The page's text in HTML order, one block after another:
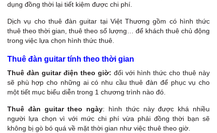
dụng đồng thời lại tiết kiệm được chi phí.
Dịch vụ cho thuê đàn guitar tại Việt Thương gồm có hình thức
thuê theo thời gian, thuê theo số lượng… để khách thuê chủ động
trong việc lựa chọn hình thức thuê.
Thuê đàn guitar tính theo thời gian
Thuê đàn guitar điện theo giờ: đối với hình thức cho thuê này
sẽ phù hợp cho những ai có nhu cầu thuê đàn để phục vụ cho
một tiết mục biểu diễn trong 1 chương trình nào đó.
Thuê đàn guitar theo ngày: hình thức này được khá nhiều
người lựa chọn vì với mức chi phí vừa phải đồng thời bạn sẽ
không bị gò bó quá về mặt thời gian như việc thuê theo giờ.